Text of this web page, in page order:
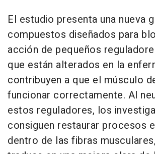
El estudio presenta una nueva
compuestos diseñados para
acción de pequeños
que están alterados en la
contribuyen a que el músculo
funcionar correctamente. Al
estos reguladores, los
consiguen restaurar procesos
dentro de las fibras